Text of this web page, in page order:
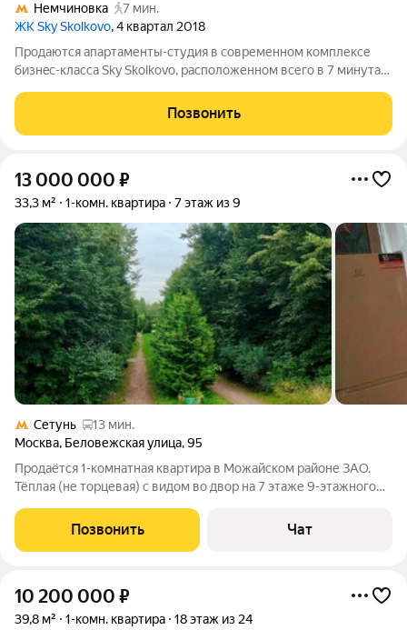
Немчиновка
7 мин.
ЖК Sky Skolkovo, 4 квартал 2018
Продаются апартаменты-студия в современном комплексе
бизнec-клaccа Sky Skоlkоvo, расположенном всего в 7 минутах
этаже 12-этажного здания с высотой потолков 3.1 метра, общая
площадь - 41.1 кв. м.
Позвонить
13 000 000 ₽
33,3 м² 1-комн. квартира 7 этаж из 9
Сетунь
13 мин.
Москва, Беловежская улица,95
Продаётся 1-комнатная квартира в Можайском районе ЗАО.
Тёплая (не торцевая) с видом во двор на 7 этаже 9-этажного
площадь квартиры 33,3 кв. м., жилая - 18 кв. м., совмещённый
санузел. Во дворе
Позвонить Чат
10 200 000 ₽
39,8 м² 1-комн. квартира 18 этаж из 24